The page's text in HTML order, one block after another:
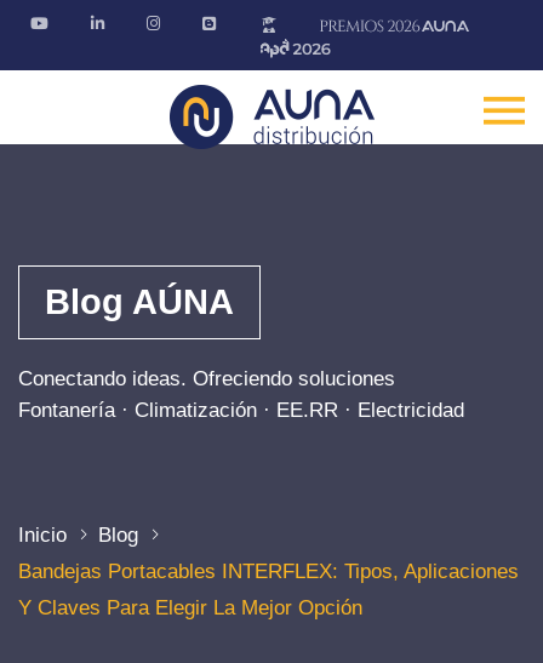
Blog AÚNA
Conectando ideas. Ofreciendo soluciones
Fontanería · Climatización · EE.RR · Electricidad
Inicio
Blog
Bandejas Portacables INTERFLEX: Tipos, Aplicaciones
Y Claves Para Elegir La Mejor Opción